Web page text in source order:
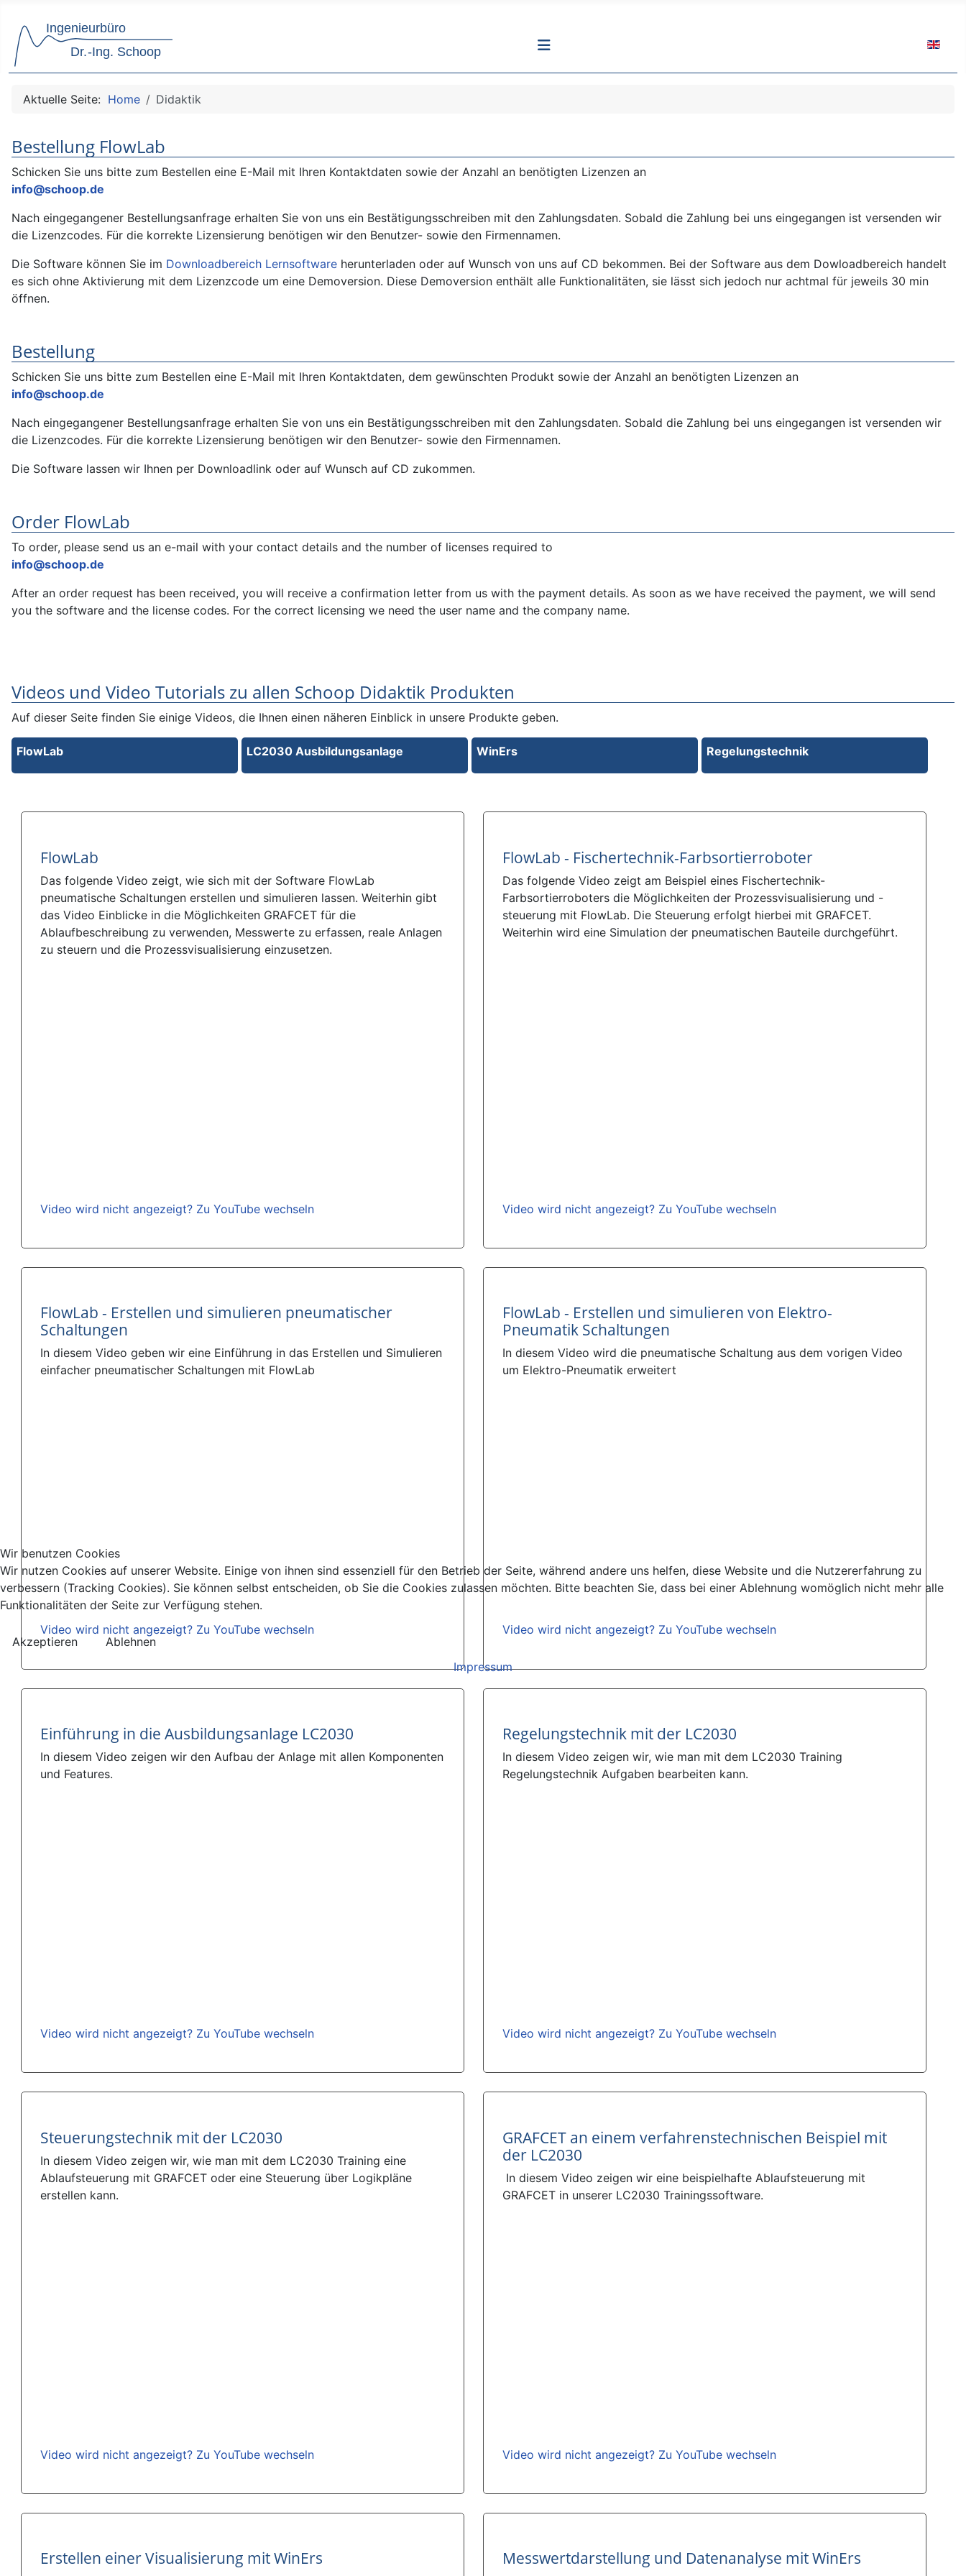
Aktuelle Seite: Home Didaktik
Bestellung FlowLab
Schicken Sie uns bitte zum Bestellen eine E-Mail mit Ihren Kontaktdaten sowie der Anzahl an benötigten Lizenzen an
info@schoop.de
Nach eingegangener Bestellungsanfrage erhalten Sie von uns ein Bestätigungsschreiben mit den Zahlungsdaten. Sobald die Zahlung bei uns eingegangen ist versenden wir
die Lizenzcodes. Für die korrekte Lizensierung benötigen wir den Benutzer- sowie den Firmennamen.
Die Software können Sie im Downloadbereich Lernsoftware herunterladen oder auf Wunsch von uns auf CD bekommen. Bei der Software aus dem Dowloadbereich handelt
es sich ohne Aktivierung mit dem Lizenzcode um eine Demoversion. Diese Demoversion enthält alle Funktionalitäten, sie lässt sich jedoch nur achtmal für jeweils 30 min
öffnen.
Bestellung
Schicken Sie uns bitte zum Bestellen eine E-Mail mit Ihren Kontaktdaten, dem gewünschten Produkt sowie der Anzahl an benötigten Lizenzen an
info@schoop.de
Nach eingegangener Bestellungsanfrage erhalten Sie von uns ein Bestätigungsschreiben mit den Zahlungsdaten. Sobald die Zahlung bei uns eingegangen ist versenden wir
die Lizenzcodes. Für die korrekte Lizensierung benötigen wir den Benutzer- sowie den Firmennamen.
Die Software lassen wir Ihnen per Downloadlink oder auf Wunsch auf CD zukommen.
Order FlowLab
To order, please send us an e-mail with your contact details and the number of licenses required to
info@schoop.de
After an order request has been received, you will receive a confirmation letter from us with the payment details. As soon as we have received the payment, we will send
you the software and the license codes. For the correct licensing we need the user name and the company name.
Videos und Video Tutorials zu allen Schoop Didaktik Produkten
Auf dieser Seite finden Sie einige Videos, die Ihnen einen näheren Einblick in unsere Produkte geben.
FlowLab LC2030 Ausbildungsanlage WinErs Regelungstechnik
FlowLab
Das folgende Video zeigt, wie sich mit der Software FlowLab
pneumatische Schaltungen erstellen und simulieren lassen. Weiterhin gibt
das Video Einblicke in die Möglichkeiten GRAFCET für die
Ablaufbeschreibung zu verwenden, Messwerte zu erfassen, reale Anlagen
zu steuern und die Prozessvisualisierung einzusetzen.
Video wird nicht angezeigt? Zu YouTube wechseln
FlowLab - Fischertechnik-Farbsortierroboter
Das folgende Video zeigt am Beispiel eines Fischertechnik-
Farbsortierroboters die Möglichkeiten der Prozessvisualisierung und -
steuerung mit FlowLab. Die Steuerung erfolgt hierbei mit GRAFCET.
Weiterhin wird eine Simulation der pneumatischen Bauteile durchgeführt.
Video wird nicht angezeigt? Zu YouTube wechseln
FlowLab - Erstellen und simulieren pneumatischer
Schaltungen
In diesem Video geben wir eine Einführung in das Erstellen und Simulieren
einfacher pneumatischer Schaltungen mit FlowLab
Video wird nicht angezeigt? Zu YouTube wechseln
FlowLab - Erstellen und simulieren von Elektro-
Pneumatik Schaltungen
In diesem Video wird die pneumatische Schaltung aus dem vorigen Video
um Elektro-Pneumatik erweitert
Video wird nicht angezeigt? Zu YouTube wechseln
Einführung in die Ausbildungsanlage LC2030
In diesem Video zeigen wir den Aufbau der Anlage mit allen Komponenten
und Features.
Video wird nicht angezeigt? Zu YouTube wechseln
Regelungstechnik mit der LC2030
In diesem Video zeigen wir, wie man mit dem LC2030 Training
Regelungstechnik Aufgaben bearbeiten kann.
Video wird nicht angezeigt? Zu YouTube wechseln
Steuerungstechnik mit der LC2030
In diesem Video zeigen wir, wie man mit dem LC2030 Training eine
Ablaufsteuerung mit GRAFCET oder eine Steuerung über Logikpläne
erstellen kann.
Video wird nicht angezeigt? Zu YouTube wechseln
GRAFCET an einem verfahrenstechnischen Beispiel mit
der LC2030
In diesem Video zeigen wir eine beispielhafte Ablaufsteuerung mit
GRAFCET in unserer LC2030 Trainingssoftware.
Video wird nicht angezeigt? Zu YouTube wechseln
Erstellen einer Visualisierung mit WinErs Messwertdarstellung und Datenanalyse mit WinErs
Wir benutzen Cookies
Wir nutzen Cookies auf unserer Website. Einige von ihnen sind essenziell für den Betrieb der Seite, während andere uns helfen, diese Website und die Nutzererfahrung zu
verbessern (Tracking Cookies). Sie können selbst entscheiden, ob Sie die Cookies zulassen möchten. Bitte beachten Sie, dass bei einer Ablehnung womöglich nicht mehr alle
Funktionalitäten der Seite zur Verfügung stehen.
Akzeptieren
Ablehnen
Impressum